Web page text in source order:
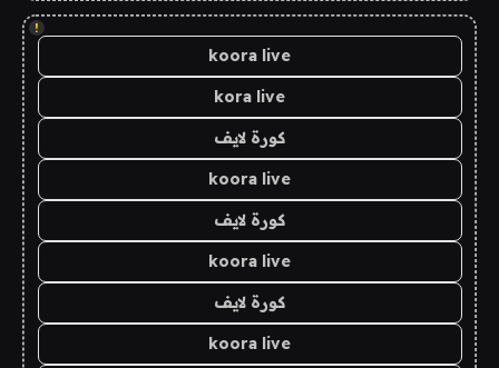
!
koora live
kora live
كورة لايف
koora live
كورة لايف
koora live
كورة لايف
koora live